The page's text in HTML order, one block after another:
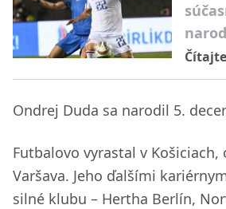
Ondrej Duda sa narodil 5.
Futbalovo vyrastal v
Varšava. Jeho ďalšími
silné klubu – Hertha Berlín,